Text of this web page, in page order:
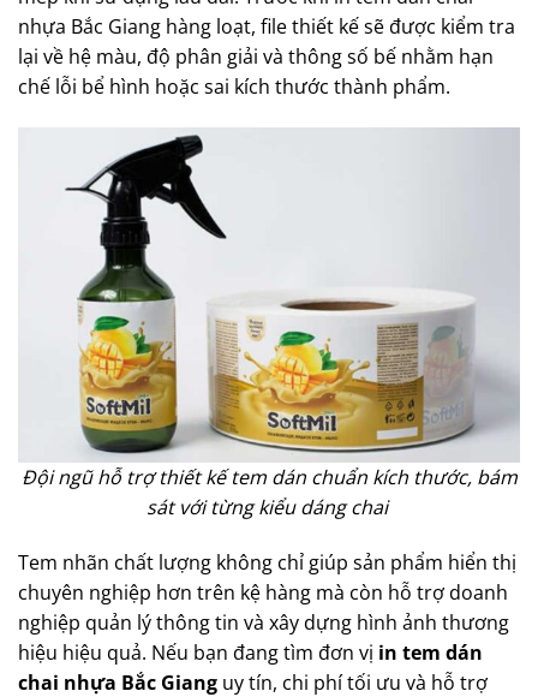
nhựa Bắc Giang hàng loạt, file thiết kế sẽ được kiểm tra
lại về hệ màu, độ phân giải và thông số bế nhằm hạn
chế lỗi bể hình hoặc sai kích thước thành phẩm.
Đội ngũ hỗ trợ thiết kế tem dán chuẩn kích thước, bám
sát với từng kiểu dáng chai
Tem nhãn chất lượng không chỉ giúp sản phẩm hiển thị
chuyên nghiệp hơn trên kệ hàng mà còn hỗ trợ doanh
nghiệp quản lý thông tin và xây dựng hình ảnh thương
hiệu hiệu quả. Nếu bạn đang tìm đơn vị in tem dán
chai nhựa Bắc Giang uy tín, chi phí tối ưu và hỗ trợ